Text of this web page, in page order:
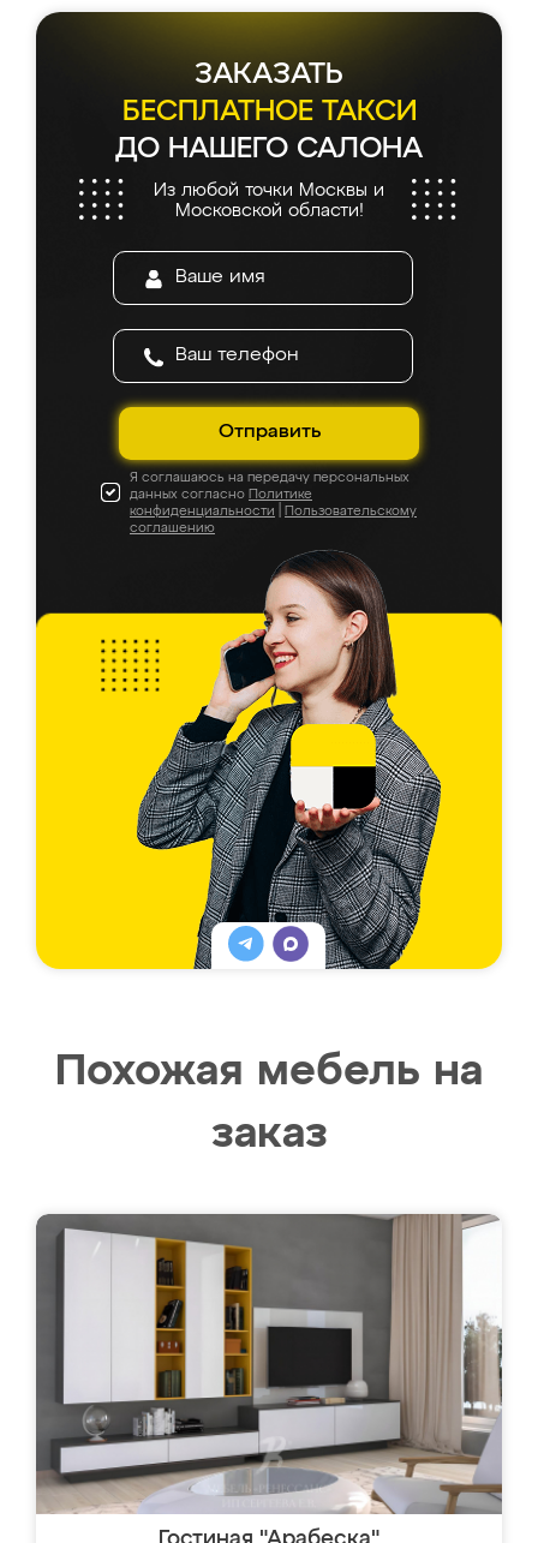
ЗАКАЗАТЬ
БЕСПЛАТНОЕ ТАКСИ
ДО НАШЕГО САЛОНА
Из любой точки Москвы и
Московской области!
Отправить
Я соглашаюсь на передачу персональных
данных согласно Политике
конфиденциальности
Пользовательскому
соглашению
Похожая мебель на
заказ